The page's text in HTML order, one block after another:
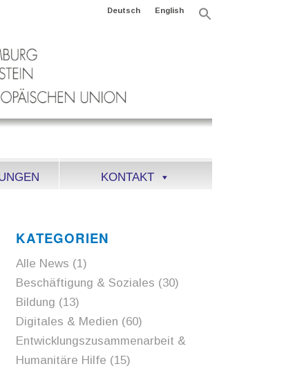
Deutsch English
KONTAKT
KATEGORIEN
Alle News (1)
Beschäftigung & Soziales (30)
Bildung (13)
Digitales & Medien (60)
Entwicklungszusammenarbeit &
Humanitäre Hilfe (15)